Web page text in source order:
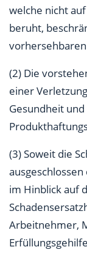
welche nicht
beruht,
(2) Die
einer
Gesundheit
(3) Soweit die
im Hinblick auf
Arbeitnehmer,